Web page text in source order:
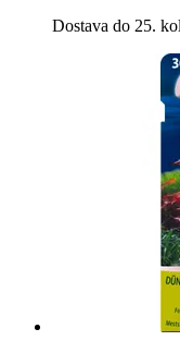
Dostava do 25.